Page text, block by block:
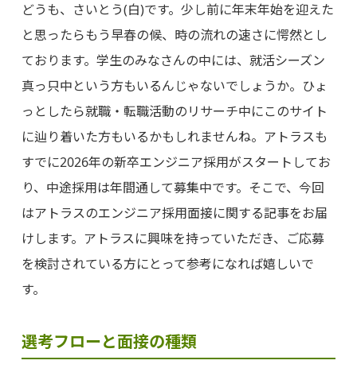
どうも、さいとう(白)です。少し前に年末年始を迎えた
と思ったらもう早春の候、時の流れの速さに愕然とし
ております。学生のみなさんの中には、就活シーズン
真っ只中という方もいるんじゃないでしょうか。ひょ
っとしたら就職・転職活動のリサーチ中にこのサイト
に辿り着いた方もいるかもしれませんね。アトラスも
すでに2026年の新卒エンジニア採用がスタートしてお
り、中途採用は年間通して募集中です。そこで、今回
はアトラスのエンジニア採用面接に関する記事をお届
けします。アトラスに興味を持っていただき、ご応募
を検討されている方にとって参考になれば嬉しいで
す。
選考フローと面接の種類